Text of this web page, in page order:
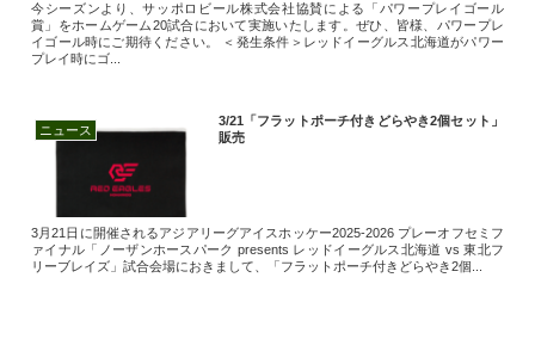
今シーズンより、サッポロビール株式会社協賛による「パワープレイゴール
賞」をホームゲーム20試合において実施いたします。ぜひ、皆様、パワープレ
イゴール時にご期待ください。 ＜発生条件＞レッドイーグルス北海道がパワー
プレイ時にゴ...
ニュース
3/21「フラットポーチ付きどらやき2個セット」
販売
3月21日に開催されるアジアリーグアイスホッケー2025-2026 プレーオフセミフ
ァイナル「ノーザンホースパーク presents レッドイーグルス北海道 vs 東北フ
リーブレイズ」試合会場におきまして、「フラットポーチ付きどらやき2個...